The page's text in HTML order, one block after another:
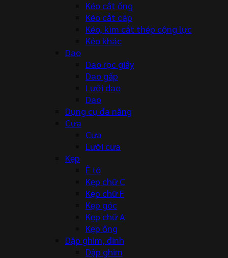
Kéo cắt ống
Kéo cắt cáp
Kéo, kìm cắt thép cộng lực
Kéo khác
Dao
Dao rọc giấy
Dao gấp
Lưỡi dao
Dao
Dụng cụ đa năng
Cưa
Cưa
Lưỡi cưa
Kẹp
Ê tô
Kẹp chữ C
Kẹp chữ F
Kẹp góc
Kẹp chữ A
Kẹp ống
Dập ghim, đinh
Dập ghim